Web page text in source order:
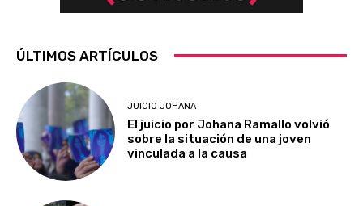
ÚLTIMOS ARTÍCULOS
JUICIO JOHANA
El juicio por Johana Ramallo volvió
sobre la situación de una joven
vinculada a la causa